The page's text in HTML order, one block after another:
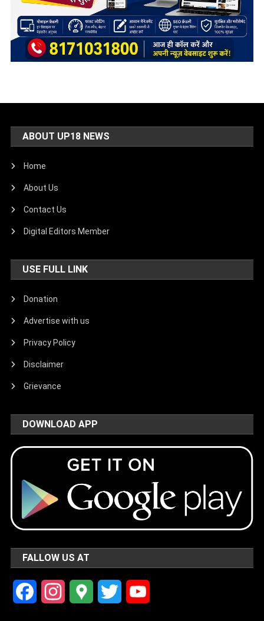
ABOUT UP18 NEWS
Home
About Us
Contact Us
Digital Editors Member
USE FULL LINK
Donation
Advertise with us
Privacy Policy
Disclaimer
Grievance
DOWNLOAD APP
FALLOW US AT
FacebookInstagramGoogle Twitter